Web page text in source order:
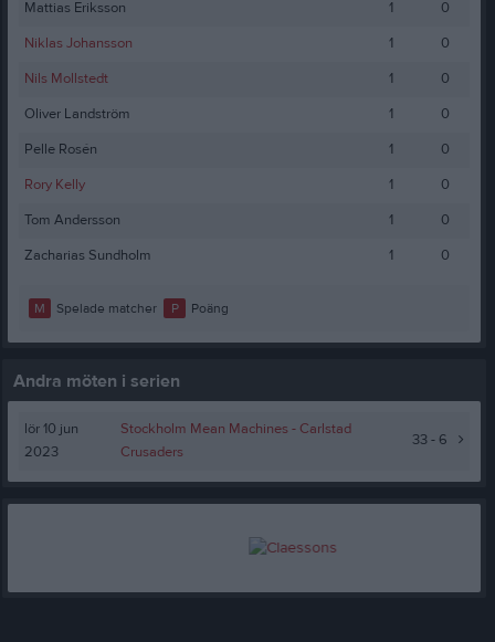
Mattias Eriksson
1
0
Niklas Johansson
1
0
Nils Mollstedt
1
0
Oliver Landström
1
0
Pelle Rosén
1
0
Rory Kelly
1
0
Tom Andersson
1
0
Zacharias Sundholm
1 0
M Spelade matcher P Poäng
Andra möten i serien
lör 10 jun
2023
Stockholm Mean Machines - Carlstad
Crusaders
33 - 6